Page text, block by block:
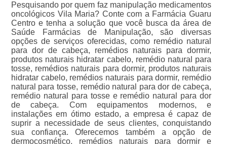
Pesquisando por quem faz manipulação medicamentos
oncológicos Vila Maria? Conte com a Farmácia Guaru
Centro e tenha a solução que você busca da área de
Saúde Farmácias de Manipulação, são diversas
opções de serviços oferecidas, como remédio natural
para dor de cabeça, remédios naturais para dormir,
produtos naturais hidratar cabelo, remédio natural para
tosse, remédios naturais para dormir, produtos naturais
hidratar cabelo, remédios naturais para dormir, remédio
natural para tosse, remédio natural para dor de cabeça,
remédio natural para tosse e remédio natural para dor
de cabeça. Com equipamentos modernos, e
instalações em ótimo estado, a empresa é capaz de
suprir a necessidade de seus clientes, conquistando
sua confiança. Oferecemos também a opção de
dermocosmético, remédios naturais para dormir e